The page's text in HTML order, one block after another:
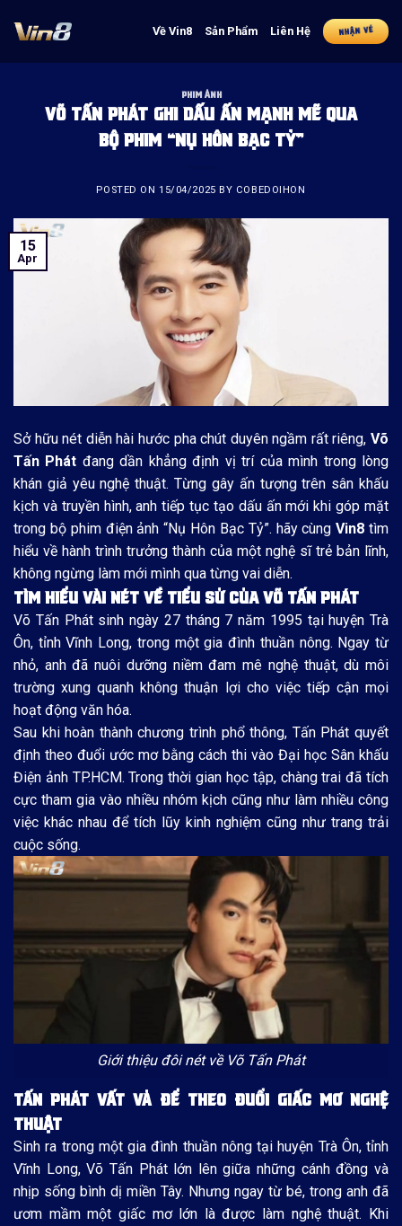
Về Vin8 Sản Phẩm Liên Hệ NHẬN VÉ
PHIM ẢNH
VÕ TẤN PHÁT GHI DẤU ẤN MẠNH MẼ QUA
BỘ PHIM “NỤ HÔN BẠC TỶ”
POSTED ON15/04/2025 BY COBEDOIHON
15
Apr
Sở hữu nét diễn hài hước pha chút duyên ngầm rất riêng, Võ
Tấn Phát đang dần khẳng định vị trí của mình trong lòng
khán giả yêu nghệ thuật. Từng gây ấn tượng trên sân khấu
kịch và truyền hình, anh tiếp tục tạo dấu ấn mới khi góp mặt
trong bộ phim điện ảnh “Nụ Hôn Bạc Tỷ”. hãy cùngVin8 tìm
hiểu về hành trình trưởng thành của một nghệ sĩ trẻ bản lĩnh,
không ngừng làm mới mình qua từng vai diễn.
TÌM HIỂU VÀI NÉT VỀ TIỂU SỬ CỦA VÕ TẤN PHÁT
Võ Tấn Phát sinh ngày 27 tháng 7 năm 1995 tại huyện Trà
Ôn, tỉnh Vĩnh Long, trong một gia đình thuần nông. Ngay từ
nhỏ, anh đã nuôi dưỡng niềm đam mê nghệ thuật, dù môi
trường xung quanh không thuận lợi cho việc tiếp cận mọi
hoạt động văn hóa.
Sau khi hoàn thành chương trình phổ thông, Tấn Phát quyết
định theo đuổi ước mơ bằng cách thi vào Đại học Sân khấu
Điện ảnh TP.HCM. Trong thời gian học tập, chàng trai đã tích
cực tham gia vào nhiều nhóm kịch cũng như làm nhiều công
việc khác nhau để tích lũy kinh nghiệm cũng như trang trải
cuộc sống.
Giới thiệu đôi nét về Võ Tấn Phát
TẤN PHÁT VẤT VẢ ĐỂ THEO ĐUỔI GIẤC MƠ NGHỆ
THUẬT
Sinh ra trong một gia đình thuần nông tại huyện Trà Ôn, tỉnh
Vĩnh Long, Võ Tấn Phát lớn lên giữa những cánh đồng và
nhịp sống bình dị miền Tây. Nhưng ngay từ bé, trong anh đã
ươm mầm một giấc mơ lớn là được làm nghệ thuật. Khi